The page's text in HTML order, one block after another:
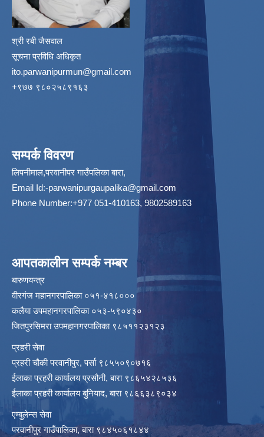
श्री रबी जैसवाल
सूचना प्रविधि अधिकृत
ito.parwanipurmun@gmail.com
‌+९७७ ९८०२५८९१६३
सम्पर्क विवरण
लिपनीमाल,परवानीपर गाउँपलिका बारा,
Email Id:-parwanipurgaupalika@gmail.com
Phone Number:+977 051-410163, 9802589163
आपतकालीन सम्पर्क नम्बर
बारुणयन्त्र
वीरगंज महानगरपालिका ०५१-४१८०००
कलैया उपमहानगरपालिका ०५३-५९०४३०
जितपुरसिमरा उपमहानगरपालिका ९८५११२३१२३
प्रहरी सेवा
प्रहरी चौकी परवानीपुर, पर्सा ९८५५०९०७१६
ईलाका प्रहरी कार्यालय प्रसौनी, बारा ९८६५४२८५३६
ईलाका प्रहरी कार्यालय बुनियाद, बारा ९८६६३८९०३४
एम्बुलेन्स सेवा
परवानीपुर गाउँपालिका, बारा ९८४५०६१८४४